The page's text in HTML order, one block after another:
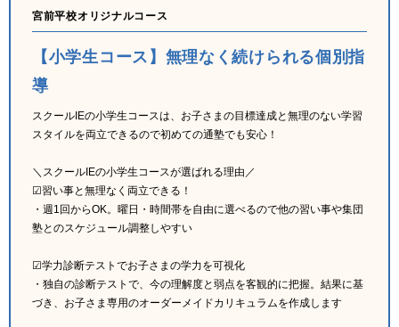
宮前平校オリジナルコース
【小学生コース】無理なく続けられる個別指
導
スクールIEの小学生コースは、お子さまの目標達成と無理のない学習
スタイルを両立できるので初めての通塾でも安心！
＼スクールIEの小学生コースが選ばれる理由／
☑習い事と無理なく両立できる！
・週1回からOK。曜日・時間帯を自由に選べるので他の習い事や集団
塾とのスケジュール調整しやすい
☑学力診断テストでお子さまの学力を可視化
・独自の診断テストで、今の理解度と弱点を客観的に把握。結果に基
づき、お子さま専用のオーダーメイドカリキュラムを作成します